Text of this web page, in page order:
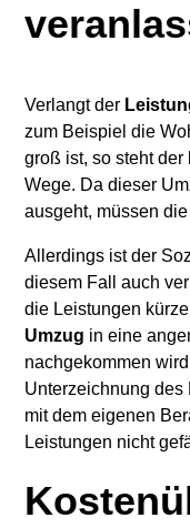
Verlangt der
zum Beispiel die
groß ist, so steht der
Wege. Da dieser
ausgeht, müssen
Allerdings ist der
diesem Fall auch
die Leistungen
Umzug in eine
nachgekommen
Unterzeichnung des
mit dem eigenen
Leistungen nicht